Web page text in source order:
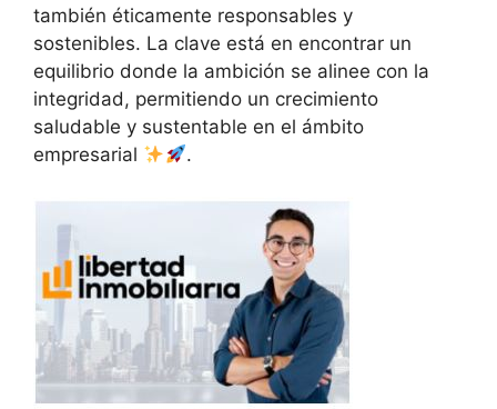
también éticamente responsables y
sostenibles. La clave está en encontrar un
equilibrio donde la ambición se alinee con la
integridad, permitiendo un crecimiento
saludable y sustentable en el ámbito
empresarial
.